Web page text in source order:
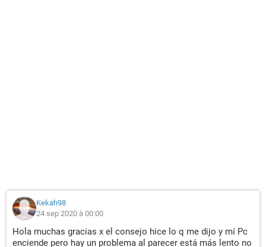
Kekah98
24 sep 2020 à 00:00
Hola muchas gracias x el consejo hice lo q me dijo y mí Pc
enciende pero hay un problema al parecer está más lento no